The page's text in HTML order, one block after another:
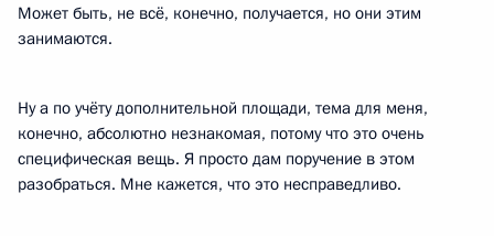
Может быть, не всё, конечно, получается, но они этим
занимаются.
Ну а по учёту дополнительной площади, тема для меня,
конечно, абсолютно незнакомая, потому что это очень
специфическая вещь. Я просто дам поручение в этом
разобраться. Мне кажется, что это несправедливо.